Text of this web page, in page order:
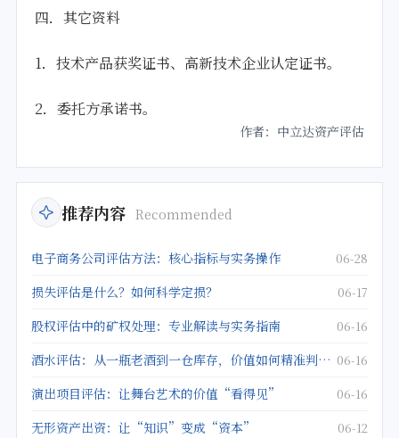
四．其它资料
1．技术产品获奖证书、高新技术企业认定证书。
2．委托方承诺书。
作者：中立达资产评估
推荐内容 Recommended
电子商务公司评估方法：核心指标与实务操作 06-28
损失评估是什么？如何科学定损？ 06-17
股权评估中的矿权处理：专业解读与实务指南 06-16
酒水评估：从一瓶老酒到一仓库存，价值如何精准判定？ 06-16
演出项目评估：让舞台艺术的价值“看得见” 06-16
无形资产出资：让“知识”变成“资本” 06-12